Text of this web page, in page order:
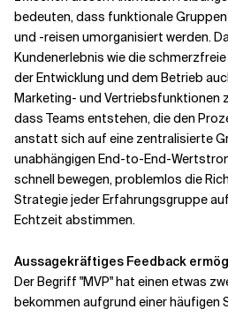
bedeuten, dass funktionale
und -reisen umorganisiert werden.
Kundenerlebnis wie die
der Entwicklung und dem Betrieb
Marketing- und Vertriebsfunktionen
dass Teams entstehen, die den
anstatt sich auf eine zentralisierte
unabhängigen End-to-End-
schnell bewegen, problemlos die
Strategie jeder Erfahrungsgruppe
Echtzeit abstimmen.
Aussagekräftiges Feedback
Der Begriff "MVP" hat einen etwas
bekommen aufgrund einer häufigen